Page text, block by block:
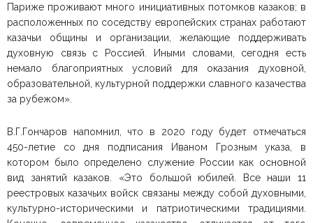
Париже проживают много инициативных потомков казаков; в
расположенных по соседству европейских странах работают
казачьи общины и организации, желающие поддерживать
духовную связь с Россией. Иными словами, сегодня есть
немало благоприятных условий для оказания духовной,
образовательной, культурной поддержки славного казачества
за рубежом».
В.Г.Гончаров напомнил, что в 2020 году будет отмечаться
450-летие со дня подписания Иваном Грозным указа, в
котором было определено служение России как основной
вид занятий казаков. «Это большой юбилей. Все наши 11
реестровых казачьих войск связаны между собой духовными,
культурно-историческими и патриотическими традициями.